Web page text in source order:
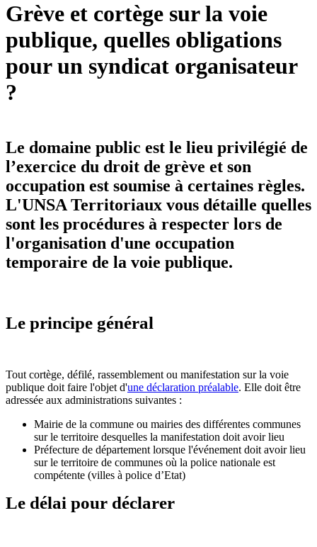
Grève et cortège sur la voie
publique, quelles obligations
pour un syndicat organisateur
?
Le domaine public est le lieu privilégié de
l’exercice du droit de grève et son
occupation est soumise à certaines règles.
L'UNSA Territoriaux vous détaille quelles
sont les procédures à respecter lors de
l'organisation d'une occupation
temporaire de la voie publique.
Le principe général
Tout cortège, défilé, rassemblement ou manifestation sur la voie
publique doit faire l'objet d'une déclaration préalable. Elle doit être
adressée aux administrations suivantes :
Mairie de la commune ou mairies des différentes communes
sur le territoire desquelles la manifestation doit avoir lieu
Préfecture de département lorsque l'événement doit avoir lieu
sur le territoire de communes où la police nationale est
compétente (villes à police d’Etat)
Le délai pour déclarer